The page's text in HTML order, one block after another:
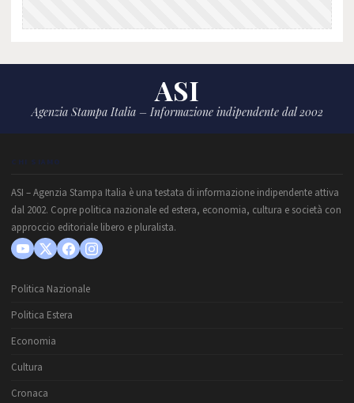
ASI
Agenzia Stampa Italia – Informazione indipendente dal 2002
CHI SIAMO
ASI – Agenzia Stampa Italia è una testata di informazione indipendente attiva
dal 2002. Copre politica nazionale ed estera, economia, cultura e società con
approccio editoriale libero e pluralista.
Politica Nazionale
Politica Estera
Economia
Cultura
Cronaca